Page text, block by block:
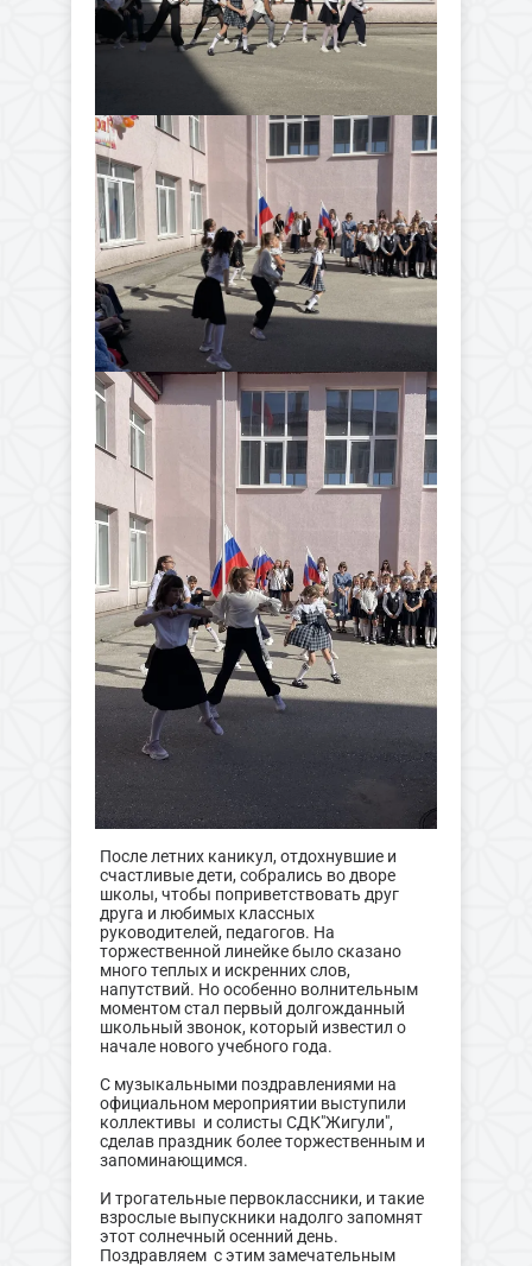
После летних каникул, отдохнувшие и
счастливые дети, собрались во дворе
школы, чтобы поприветствовать друг
друга и любимых классных
руководителей, педагогов. На
торжественной линейке было сказано
много теплых и искренних слов,
напутствий. Но особенно волнительным
моментом стал первый долгожданный
школьный звонок, который известил о
начале нового учебного года.
С музыкальными поздравлениями на
официальном мероприятии выступили
коллективы и солисты СДК"Жигули",
сделав праздник более торжественным и
запоминающимся.
И трогательные первоклассники, и такие
взрослые выпускники надолго запомнят
этот солнечный осенний день.
Поздравляем с этим замечательным